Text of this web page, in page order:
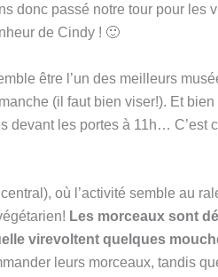
donc passé notre tour pour les
de Cindy ! 🙂
être l’un des meilleurs
(il faut bien viser!). Et
devant les portes à 11h… C’est
où l’activité semble au
Les morceaux sont
virevoltent quelques
leurs morceaux, tandis